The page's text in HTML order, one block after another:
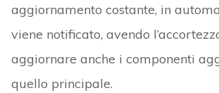
aggiornamento costante, in
viene notificato, avendo
aggiornare anche i componenti
quello principale.